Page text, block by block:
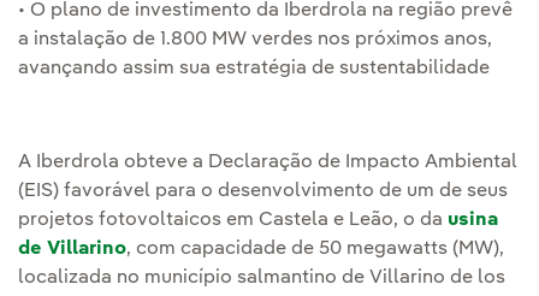
• O plano de investimento da Iberdrola na região prevê
a instalação de 1.800 MW verdes nos próximos anos,
avançando assim sua estratégia de sustentabilidade
A Iberdrola obteve a Declaração de Impacto Ambiental
(EIS) favorável para o desenvolvimento de um de seus
projetos fotovoltaicos em Castela e Leão, o da usina
de Villarino, com capacidade de 50 megawatts (MW),
localizada no município salmantino de Villarino de los